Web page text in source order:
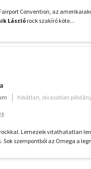
Convention, az
Lászlórock szakíró köte...
hibátlan, olvasatlan
Lemezeik vitathatatlan
Sok szempontból az Omega a